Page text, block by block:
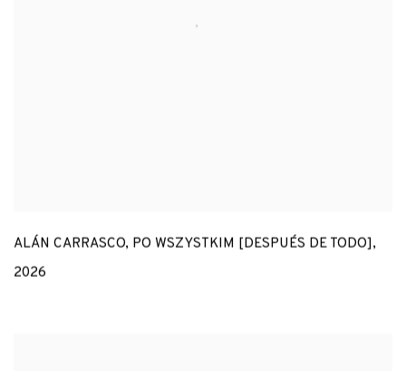
ALÁN CARRASCO, PO WSZYSTKIM [DESPUÉS DE TODO],
2026